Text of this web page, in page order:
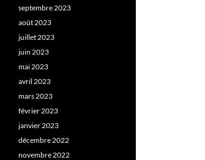
septembre 2023
août 2023
juillet 2023
juin 2023
mai 2023
avril 2023
mars 2023
février 2023
janvier 2023
décembre 2022
novembre 2022